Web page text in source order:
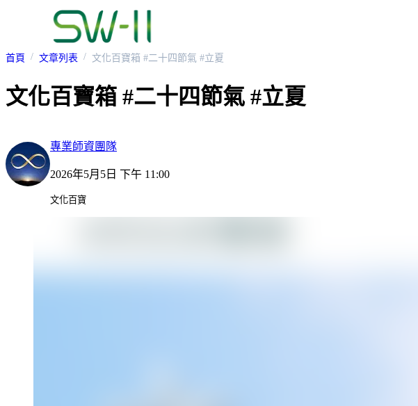
首頁 文章列表 文化百寶箱 #二十四節氣 #立夏
文化百寶箱 #二十四節氣 #立夏
專業師資團隊
2026年5月5日 下午 11:00
文化百寶